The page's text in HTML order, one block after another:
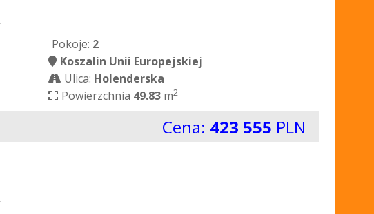
Pokoje: 2
Koszalin Unii Europejskiej
Ulica: Holenderska
Powierzchnia 49.83m2
Cena: 423 555 PLN